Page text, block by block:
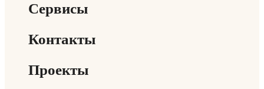
Сервисы
Контакты
Проекты